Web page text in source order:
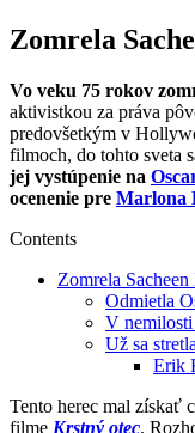
Zomrela
Vo veku 75 rokov
aktivistkou za práva
predovšetkým v
filmoch, do tohto sveta
jej vystúpenie na
ocenenie pre Marlona
Contents
Zomrela
Odmietla
V
Už sa
Erik
Tento herec mal získať
filme Krstný otec.